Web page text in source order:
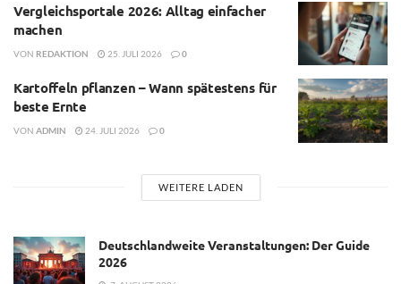
Vergleichsportale 2026: Alltag einfacher
machen
VON REDAKTION 25. JULI 2026 0
Kartoffeln pflanzen – Wann spätestens für
beste Ernte
VON ADMIN 24. JULI 2026 0
WEITERE LADEN
Deutschlandweite Veranstaltungen: Der Guide
2026